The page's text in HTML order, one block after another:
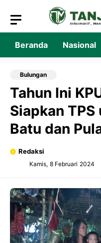
isi
Beranda Nasional
Bulungan
Tahun Ini
Siapkan
Batu dan
Redaksi
Kamis, 8 Februari 2024